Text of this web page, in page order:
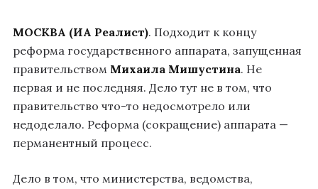
МОСКВА (ИА Реалист). Подходит к концу
реформа государственного аппарата, запущенная
правительством Михаила Мишустина. Не
первая и не последняя. Дело тут не в том, что
правительство что-то недосмотрело или
недоделало. Реформа (сокращение) аппарата —
перманентный процесс.
Дело в том, что министерства, ведомства,